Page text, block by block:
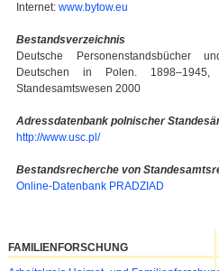
Internet: www.bytow.eu
Bestandsverzeichnis
Deutsche Personenstandsbücher
Deutschen in Polen.
Standesamtswesen 2000
Adressdatenbank polnischer
http://www.usc.pl/
Bestandsrecherche von
Online-Datenbank PRADZIAD
FAMILIENFORSCHUNG